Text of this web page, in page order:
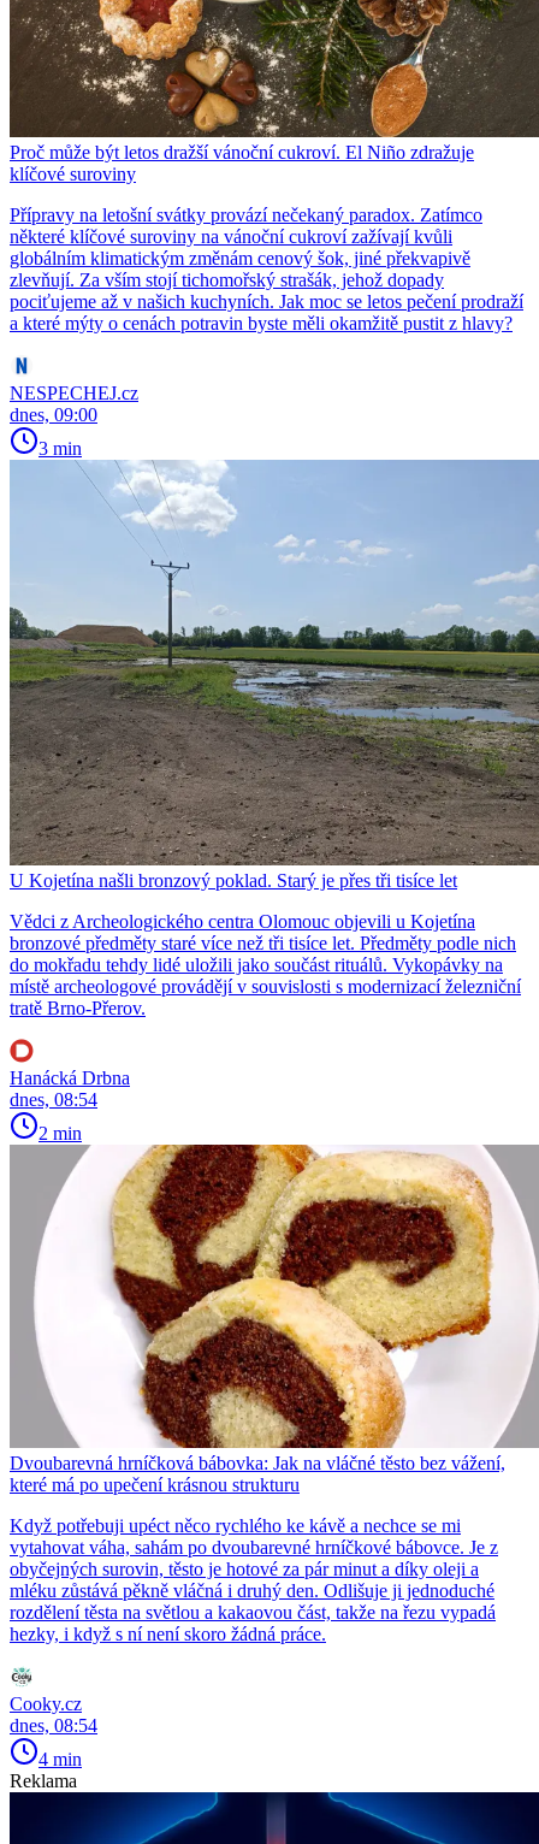
Proč může být letos dražší vánoční cukroví. El Niño zdražuje
klíčové suroviny
Přípravy na letošní svátky provází nečekaný paradox. Zatímco
některé klíčové suroviny na vánoční cukroví zažívají kvůli
globálním klimatickým změnám cenový šok, jiné překvapivě
zlevňují. Za vším stojí tichomořský strašák, jehož dopady
pociťujeme až v našich kuchyních. Jak moc se letos pečení prodraží
a které mýty o cenách potravin byste měli okamžitě pustit z hlavy?
NESPECHEJ.cz
dnes, 09:00
3 min
U Kojetína našli bronzový poklad. Starý je přes tři tisíce let
Vědci z Archeologického centra Olomouc objevili u Kojetína
bronzové předměty staré více než tři tisíce let. Předměty podle nich
do mokřadu tehdy lidé uložili jako součást rituálů. Vykopávky na
místě archeologové provádějí v souvislosti s modernizací železniční
tratě Brno-Přerov.
Hanácká Drbna
dnes, 08:54
2 min
Dvoubarevná hrníčková bábovka: Jak na vláčné těsto bez vážení,
které má po upečení krásnou strukturu
Když potřebuji upéct něco rychlého ke kávě a nechce se mi
vytahovat váha, sahám po dvoubarevné hrníčkové bábovce. Je z
obyčejných surovin, těsto je hotové za pár minut a díky oleji a
mléku zůstává pěkně vláčná i druhý den. Odlišuje ji jednoduché
rozdělení těsta na světlou a kakaovou část, takže na řezu vypadá
hezky, i když s ní není skoro žádná práce.
Cooky.cz
dnes, 08:54
4 min
Reklama